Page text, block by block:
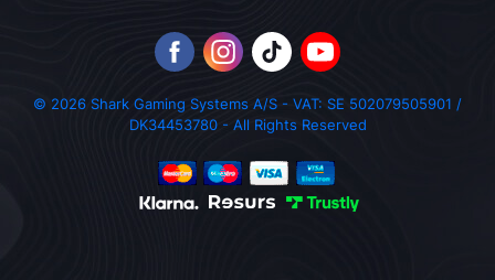
© 2026 Shark Gaming Systems A/S - VAT: SE 502079505901 /
DK34453780 - All Rights Reserved